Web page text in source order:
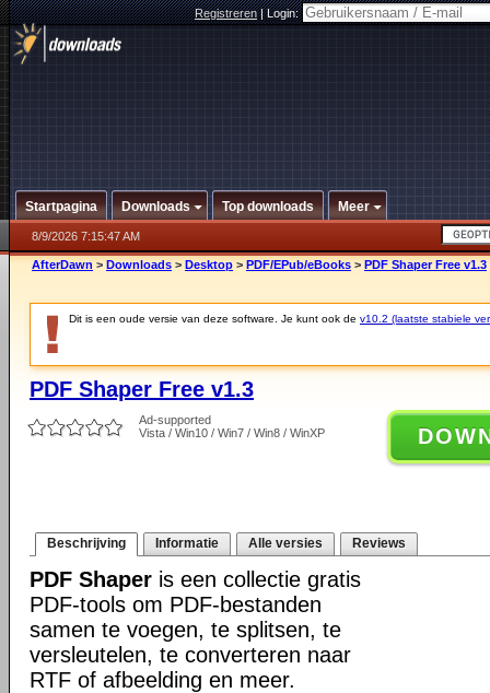
Registreren|Login:
Startpagina Downloads Top downloads Meer
8/9/2026 7:15:47 AM
AfterDawn > Downloads > Desktop > PDF/EPub/eBooks > PDF Shaper Free v1.3
Dit is een oude versie van deze software. Je kunt ook de v10.2 (laatste stabiele
PDF Shaper Free v1.3
Ad-supported
Vista / Win10 / Win7 / Win8 / WinXP
Beschrijving Informatie Alle versies Reviews
PDF Shaper is een collectie gratis
PDF-tools om PDF-bestanden
samen te voegen, te splitsen, te
versleutelen, te converteren naar
RTF of afbeelding en meer.